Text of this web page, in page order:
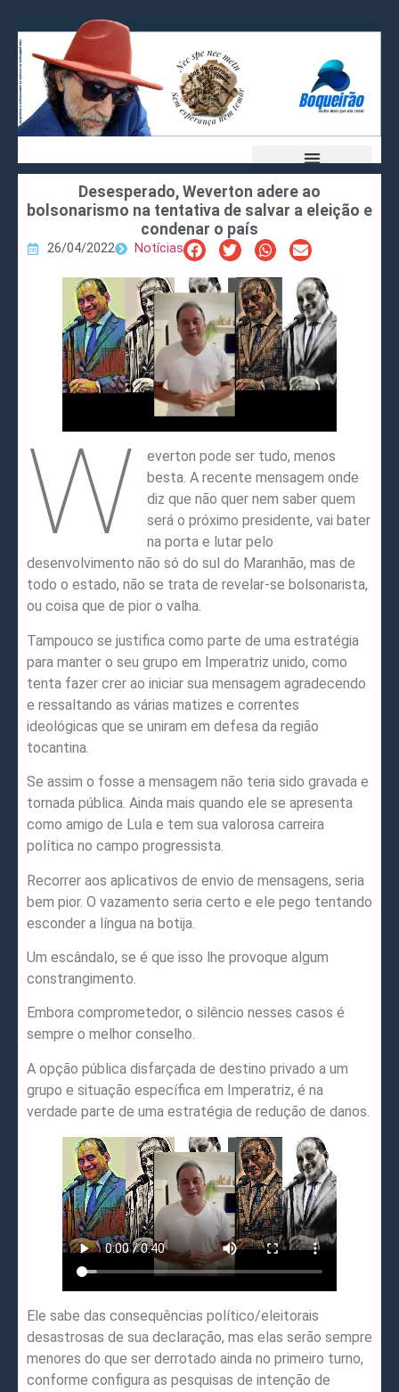
Desesperado, Weverton adere ao
bolsonarismo na tentativa de salvar a eleição e
condenar o país
26/04/2022 Notícias
W
everton pode ser tudo, menos
besta. A recente mensagem onde
diz que não quer nem saber quem
será o próximo presidente, vai bater
na porta e lutar pelo
desenvolvimento não só do sul do Maranhão, mas de
todo o estado, não se trata de revelar-se bolsonarista,
ou coisa que de pior o valha.
Tampouco se justifica como parte de uma estratégia
para manter o seu grupo em Imperatriz unido, como
tenta fazer crer ao iniciar sua mensagem agradecendo
e ressaltando as várias matizes e correntes
ideológicas que se uniram em defesa da região
tocantina.
Se assim o fosse a mensagem não teria sido gravada e
tornada pública. Ainda mais quando ele se apresenta
como amigo de Lula e tem sua valorosa carreira
política no campo progressista.
Recorrer aos aplicativos de envio de mensagens, seria
bem pior. O vazamento seria certo e ele pego tentando
esconder a língua na botija.
Um escândalo, se é que isso lhe provoque algum
constrangimento.
Embora comprometedor, o silêncio nesses casos é
sempre o melhor conselho.
A opção pública disfarçada de destino privado a um
grupo e situação específica em Imperatriz, é na
verdade parte de uma estratégia de redução de danos.
Ele sabe das consequências político/eleitorais
desastrosas de sua declaração, mas elas serão sempre
menores do que ser derrotado ainda no primeiro turno,
conforme configura as pesquisas de intenção de